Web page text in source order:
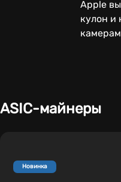
Apple
кулон и
ASIC-майнеры
Новинка